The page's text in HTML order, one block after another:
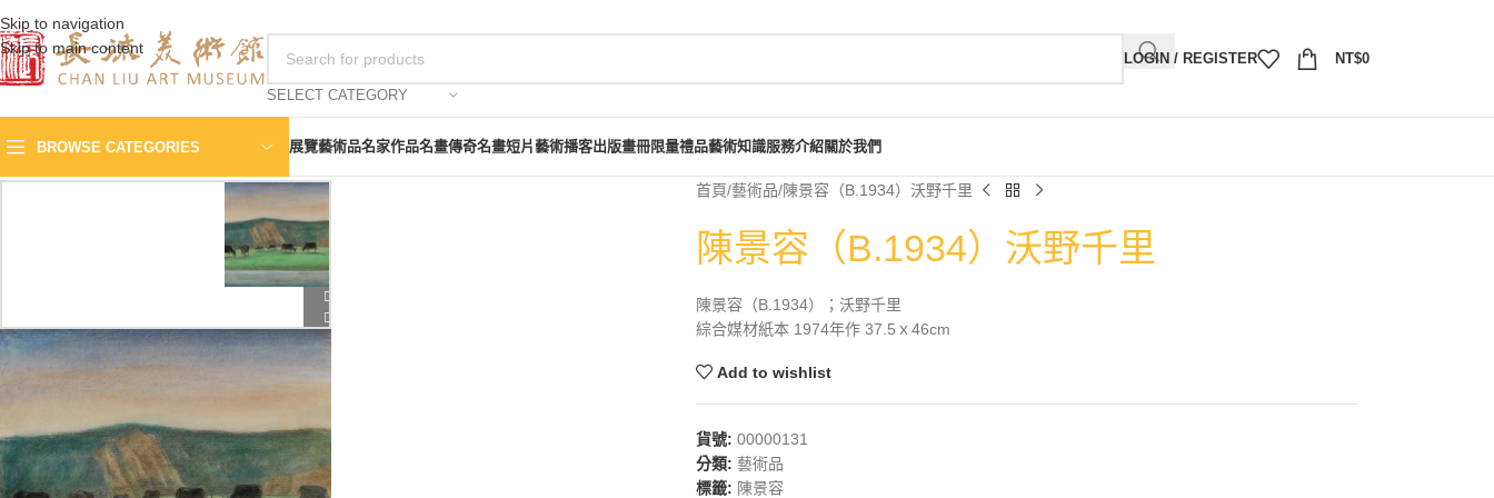
Skip to navigation
Skip to main content
SELECT CATEGORY
LOGIN / REGISTER NT$0
BROWSE CATEGORIES 展覽藝術品名家作品名畫傳奇名畫短片藝術播客出版畫冊限量禮品藝術知識服務介紹關於我們
首頁 藝術品 陳景容（B.1934）沃野千里
陳景容（B.1934）沃野千里
陳景容（B.1934）；沃野千里
綜合媒材紙本 1974年作 37.5ｘ46cm
Add to wishlist
貨號: 00000131
分類: 藝術品
標籤: 陳景容